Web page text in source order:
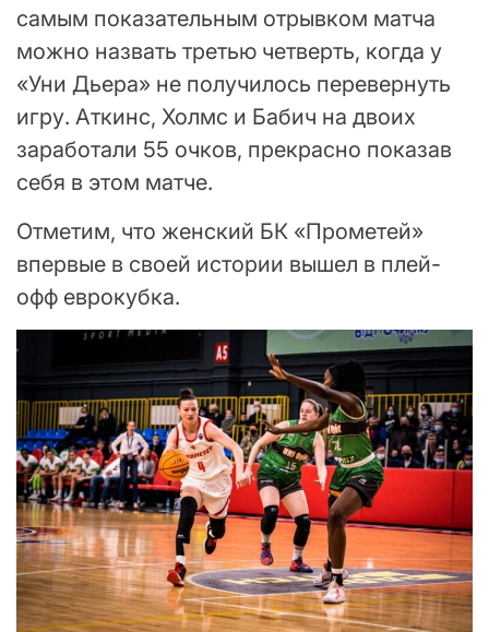
самым показательным отрывком матча
можно назвать третью четверть, когда у
«Уни Дьера» не получилось перевернуть
игру. Аткинс, Холмс и Бабич на двоих
заработали 55 очков, прекрасно показав
себя в этом матче.
Отметим, что женский БК «Прометей»
впервые в своей истории вышел в плей-
офф еврокубка.